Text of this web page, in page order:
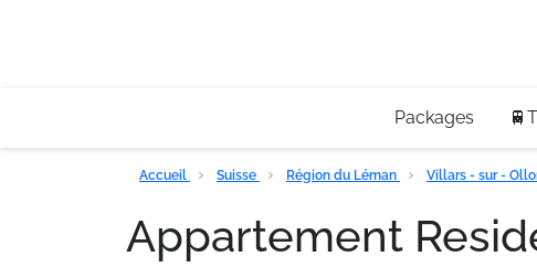
Packages
Accueil Suisse Région du Léman Villars - sur -
Appartement